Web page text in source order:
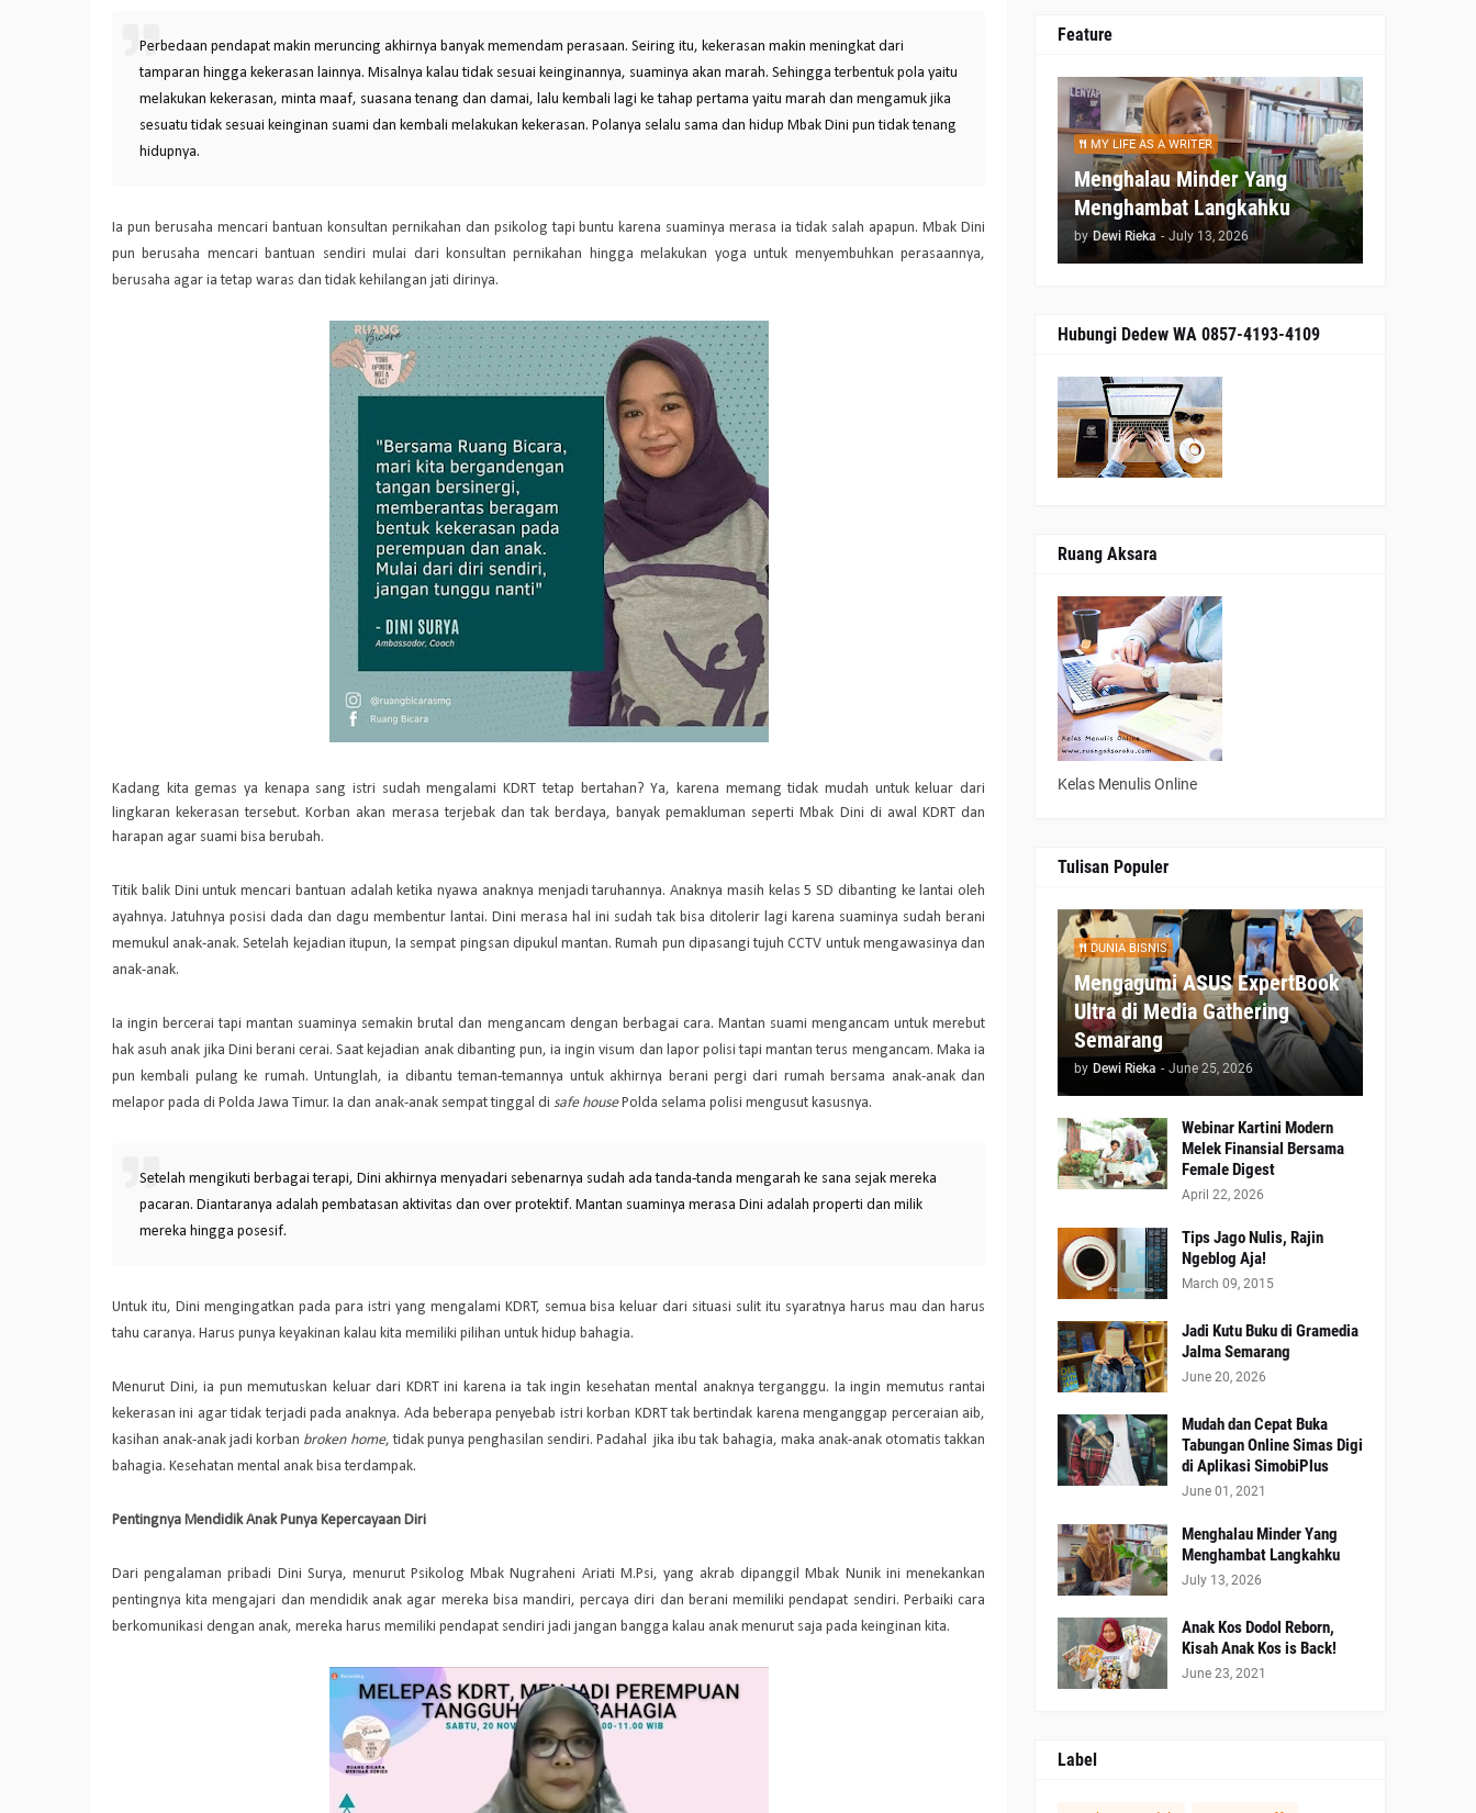
Perbedaan pendapat makin meruncing akhirnya banyak memendam perasaan. Seiring itu, kekerasan makin meningkat dari
tamparan hingga kekerasan lainnya. Misalnya kalau tidak sesuai keinginannya, suaminya akan marah. Sehingga terbentuk pola yaitu
melakukan kekerasan, minta maaf, suasana tenang dan damai, lalu kembali lagi ke tahap pertama yaitu marah dan mengamuk jika
sesuatu tidak sesuai keinginan suami dan kembali melakukan kekerasan. Polanya selalu sama dan hidup Mbak Dini pun tidak tenang
hidupnya.
Ia pun berusaha mencari bantuan konsultan pernikahan dan psikolog tapi buntu karena suaminya merasa ia tidak salah apapun. Mbak Dini
pun berusaha mencari bantuan sendiri mulai dari konsultan pernikahan hingga melakukan yoga untuk menyembuhkan perasaannya,
berusaha agar ia tetap waras dan tidak kehilangan jati dirinya.
Kadang kita gemas ya kenapa sang istri sudah mengalami KDRT tetap bertahan? Ya, karena memang tidak mudah untuk keluar dari
lingkaran kekerasan tersebut. Korban akan merasa terjebak dan tak berdaya, banyak pemakluman seperti Mbak Dini di awal KDRT dan
harapan agar suami bisa berubah.
Titik balik Dini untuk mencari bantuan adalah ketika nyawa anaknya menjadi taruhannya. Anaknya masih kelas 5 SD dibanting ke lantai oleh
ayahnya. Jatuhnya posisi dada dan dagu membentur lantai. Dini merasa hal ini sudah tak bisa ditolerir lagi karena suaminya sudah berani
memukul anak-anak. Setelah kejadian itupun, Ia sempat pingsan dipukul mantan. Rumah pun dipasangi tujuh CCTV untuk mengawasinya dan
anak-anak.
Ia ingin bercerai tapi mantan suaminya semakin brutal dan mengancam dengan berbagai cara. Mantan suami mengancam untuk merebut
hak asuh anak jika Dini berani cerai. Saat kejadian anak dibanting pun, ia ingin visum dan lapor polisi tapi mantan terus mengancam. Maka ia
pun kembali pulang ke rumah. Untunglah, ia dibantu teman-temannya untuk akhirnya berani pergi dari rumah bersama anak-anak dan
melapor pada di Polda Jawa Timur. Ia dan anak-anak sempat tinggal di safe housePolda selama polisi mengusut kasusnya.
Setelah mengikuti berbagai terapi, Dini akhirnya menyadari sebenarnya sudah ada tanda-tanda mengarah ke sana sejak mereka
pacaran. Diantaranya adalah pembatasan aktivitas dan over protektif. Mantan suaminya merasa Dini adalah properti dan milik
mereka hingga posesif.
Untuk itu, Dini mengingatkan pada para istri yang mengalami KDRT, semua bisa keluar dari situasi sulit itu syaratnya harus mau dan harus
tahu caranya. Harus punya keyakinan kalau kita memiliki pilihan untuk hidup bahagia.
Menurut Dini, ia pun memutuskan keluar dari KDRT ini karena ia tak ingin kesehatan mental anaknya terganggu. Ia ingin memutus rantai
kekerasan ini agar tidak terjadi pada anaknya. Ada beberapa penyebab istri korban KDRT tak bertindak karena menganggap perceraian aib,
kasihan anak-anak jadi korban broken home, tidak punya penghasilan sendiri. Padahal jika ibu tak bahagia, maka anak-anak otomatis takkan
bahagia. Kesehatan mental anak bisa terdampak.
Pentingnya Mendidik Anak Punya Kepercayaan Diri
Dari pengalaman pribadi Dini Surya, menurut Psikolog Mbak Nugraheni Ariati M.Psi, yang akrab dipanggil Mbak Nunik ini menekankan
pentingnya kita mengajari dan mendidik anak agar mereka bisa mandiri, percaya diri dan berani memiliki pendapat sendiri. Perbaiki cara
berkomunikasi dengan anak, mereka harus memiliki pendapat sendiri jadi jangan bangga kalau anak menurut saja pada keinginan kita.
Feature
MY LIFE AS A WRITER
Menghalau Minder Yang
Menghambat Langkahku
by Dewi Rieka - July 13, 2026
Hubungi Dedew WA 0857-4193-4109
Ruang Aksara
Kelas Menulis Online
Tulisan Populer
DUNIA BISNIS
Mengagumi ASUS ExpertBook
Ultra di Media Gathering
Semarang
by Dewi Rieka - June 25, 2026
Webinar Kartini Modern
Melek Finansial Bersama
Female Digest
April 22, 2026
Tips Jago Nulis, Rajin
Ngeblog Aja!
March 09, 2015
Jadi Kutu Buku di Gramedia
Jalma Semarang
June 20, 2026
Mudah dan Cepat Buka
Tabungan Online Simas Digi
di Aplikasi SimobiPlus
June 01, 2021
Menghalau Minder Yang
Menghambat Langkahku
July 13, 2026
Anak Kos Dodol Reborn,
Kisah Anak Kos is Back!
June 23, 2021
Label